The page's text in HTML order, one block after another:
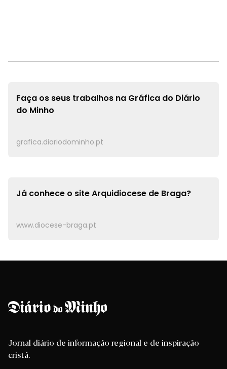
Faça os seus trabalhos na Gráfica do Diário
do Minho
grafica.diariodominho.pt
Já conhece o siteArquidiocese de Braga?
www.diocese-braga.pt
Jornal diário de informação regional e de inspiração
cristã.